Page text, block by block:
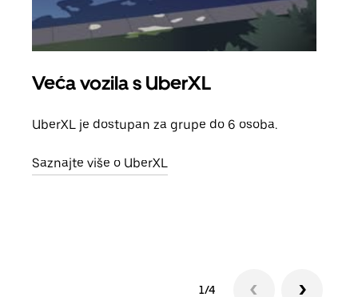
Veća vozila s UberXL
UberXL je dostupan za grupe do 6 osoba.
Saznajte više o UberXL
1/4